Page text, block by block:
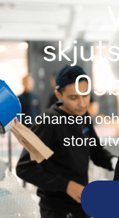
Ta chansen
stora